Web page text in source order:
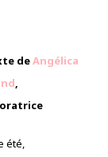
deAngélica
,
été,